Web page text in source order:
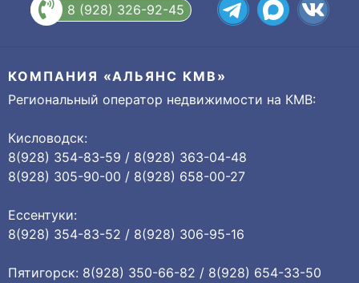
8 (928) 326-92-45
КОМПАНИЯ «АЛЬЯНС КМВ»
Региональный оператор недвижимости на КМВ:
Кисловодск:
8(928) 354-83-59 / 8(928) 363-04-48
8(928) 305-90-00 / 8(928) 658-00-27
Ессентуки:
8(928) 354-83-52 / 8(928) 306-95-16
Пятигорск: 8(928) 350-66-82 / 8(928) 654-33-50